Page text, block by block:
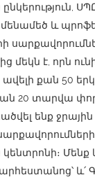
ՍՊԸ
և
մեկն է, որն
քան 50
20 տարվա
ենք
Մենք
և՛